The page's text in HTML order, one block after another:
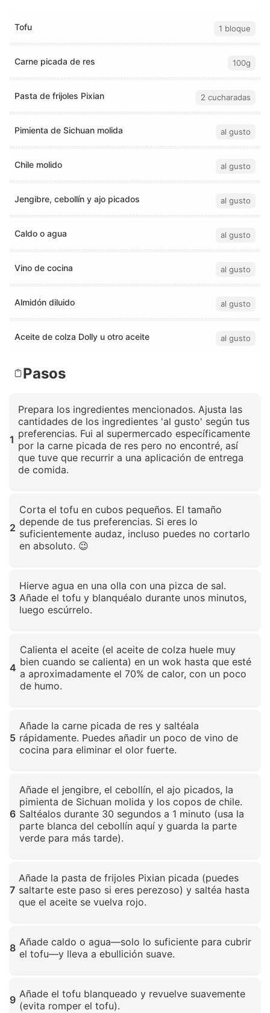
Tofu 1 bloque
Carne picada de res 100g
Pasta de frijoles Pixian 2 cucharadas
Pimienta de Sichuan molida al gusto
Chile molido al gusto
Jengibre, cebollín y ajo picados al gusto
Caldo o agua al gusto
Vino de cocina al gusto
Almidón diluido al gusto
Aceite de colza Dolly u otro aceite al gusto
Pasos
1
Prepara los ingredientes mencionados. Ajusta las
cantidades de los ingredientes 'al gusto' según tus
preferencias. Fui al supermercado específicamente
por la carne picada de res pero no encontré, así
que tuve que recurrir a una aplicación de entrega
de comida.
2
Corta el tofu en cubos pequeños. El tamaño
depende de tus preferencias. Si eres lo
suficientemente audaz, incluso puedes no cortarlo
en absoluto. 😉
3
Hierve agua en una olla con una pizca de sal.
Añade el tofu y blanquéalo durante unos minutos,
luego escúrrelo.
4
Calienta el aceite (el aceite de colza huele muy
bien cuando se calienta) en un wok hasta que esté
a aproximadamente el 70% de calor, con un poco
de humo.
5
Añade la carne picada de res y saltéala
rápidamente. Puedes añadir un poco de vino de
cocina para eliminar el olor fuerte.
6
Añade el jengibre, el cebollín, el ajo picados, la
pimienta de Sichuan molida y los copos de chile.
Saltéalos durante 30 segundos a 1 minuto (usa la
parte blanca del cebollín aquí y guarda la parte
verde para más tarde).
7
Añade la pasta de frijoles Pixian picada (puedes
saltarte este paso si eres perezoso) y saltéa hasta
que el aceite se vuelva rojo.
8 Añade caldo o agua—solo lo suficiente para cubrir
el tofu—y lleva a ebullición suave.
9 Añade el tofu blanqueado y revuelve suavemente
(evita romper el tofu).